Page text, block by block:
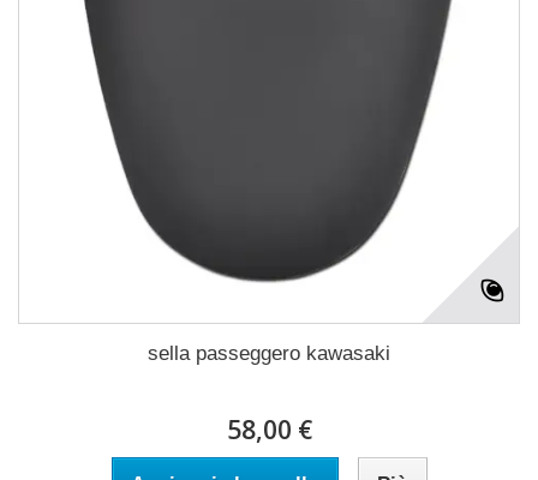
sella passeggero kawasaki
58,00 €